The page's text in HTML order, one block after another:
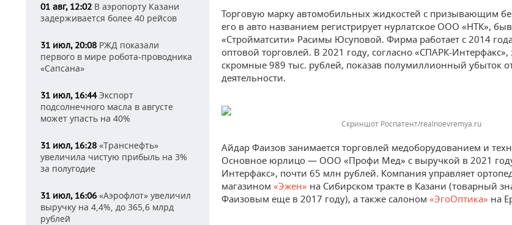
01 авг, 12:02 В аэропорту Казани
задерживается более 40 рейсов
31 июл, 20:08 РЖД показали
первого в мире робота-проводника
«Сапсана»
31 июл, 16:44Экспорт
подсолнечного масла в августе
может упасть на 40%
31 июл, 16:28 «Транснефть»
увеличила чистую прибыль на 3%
за полугодие
31 июл, 16:06 «Аэрофлот» увеличил
выручку на 4,4%, до 365,6 млрд
рублей
Торговую марку автомобильных жидкостей с призывающим
его в авто названием регистрирует нурлатское ООО «НТК»,
«Стройматсити» Расимы Юсуповой. Фирма работает с 2014
оптовой торговлей. В 2021 году, согласно «СПАРК-Интерфакс»,
скромные 989 тыс. рублей, показав полумиллионный убыток
деятельности.
Скриншот Роспатент/realnoevremya.ru
Айдар Фаизов занимается торговлей медоборудованием и
Основное юрлицо — ООО «Профи Мед» с выручкой в 2021
Интерфакс», почти 65 млн рублей. Компания управляет
магазином «Эжен» на Сибирском тракте в Казани (товарный
Фаизовым еще в 2017 году), а также салоном «ЭгоОптика» на